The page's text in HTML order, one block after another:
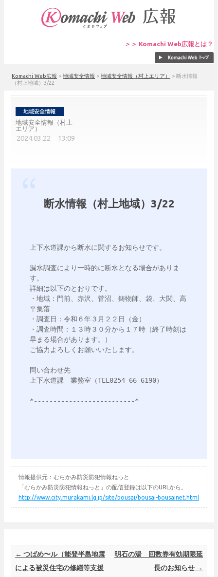
＞＞ Komachi Web広報とは？
Komachi Web広報 > 地域安全情報 > 地域安全情報（村上エリア） > 断水情報
（村上地域）3/22
地域安全情報（村上
エリア）
2024.03.22 13:09
断水情報（村上地域）3/22
上下水道課から断水に関するお知らせです。
漏水調査により一時的に断水となる場合がありま
す。
詳細は以下のとおりです。
・地域：門前、赤沢、菅沼、鋳物師、袋、大関、高
平集落
・調査日：令和６年３月２２日（金）
・調査時間：１３時３０分から１７時（終了時刻は
早まる場合があります。）
ご協力よろしくお願いいたします。
問い合わせ先
上下水道課　業務室（TEL0254-66-6190）
情報提供元：むらかみ防災防犯情報ねっと
「むらかみ防災防犯情報ねっと」の配信登録は以下のURLから。
http://www.city.murakami.lg.jp/site/bousai/bousai-bousainet.html
Post navigation
← つばめ〜ル（能登半島地震
による被災住宅の修繕等支援
明石の湯 回数券有効期限延
長のお知らせ →